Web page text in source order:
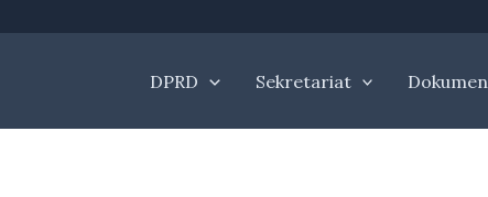
DPRD Sekretariat Dokumen